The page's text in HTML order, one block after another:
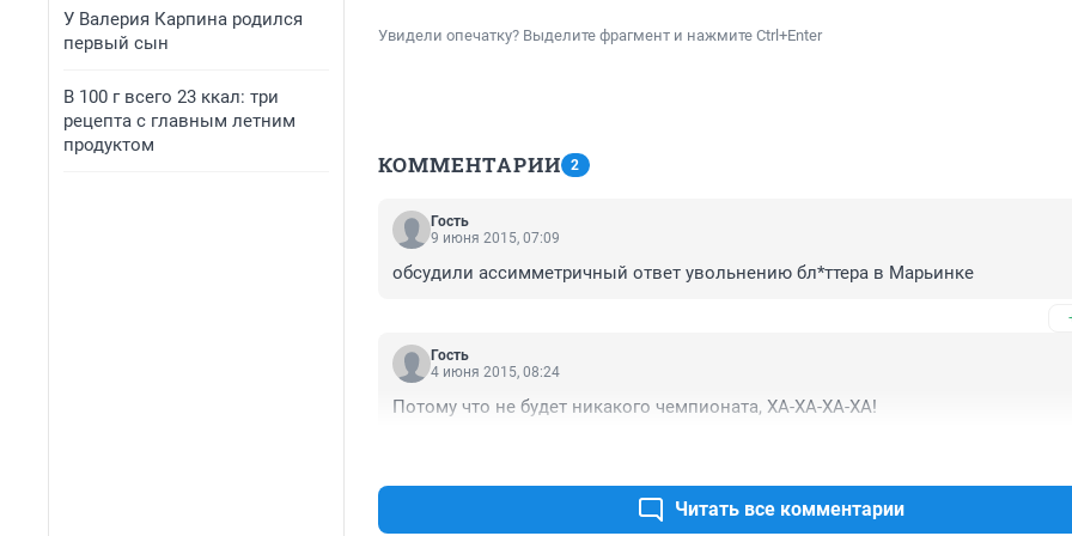
У Валерия Карпина родился
первый сын
В 100 г всего 23 ккал: три
рецепта с главным летним
продуктом
Увидели опечатку? Выделите фрагмент и нажмите Ctrl+Enter
КОММЕНТАРИИ 2
Гость
9 июня 2015, 07:09
обсудили ассимметричный ответ увольнению бл*ттера в Марьинке
Гость
4 июня 2015, 08:24
Потому что не будет никакого чемпионата, ХА-ХА-ХА-ХА!
Читать все комментарии